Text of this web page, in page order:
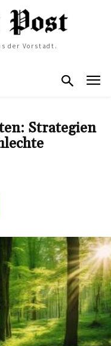
der Vorstadt.
Strategien